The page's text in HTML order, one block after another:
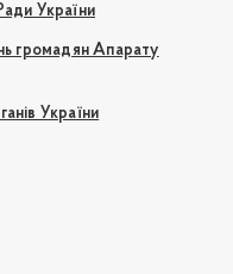
України
громадян Апарату
України